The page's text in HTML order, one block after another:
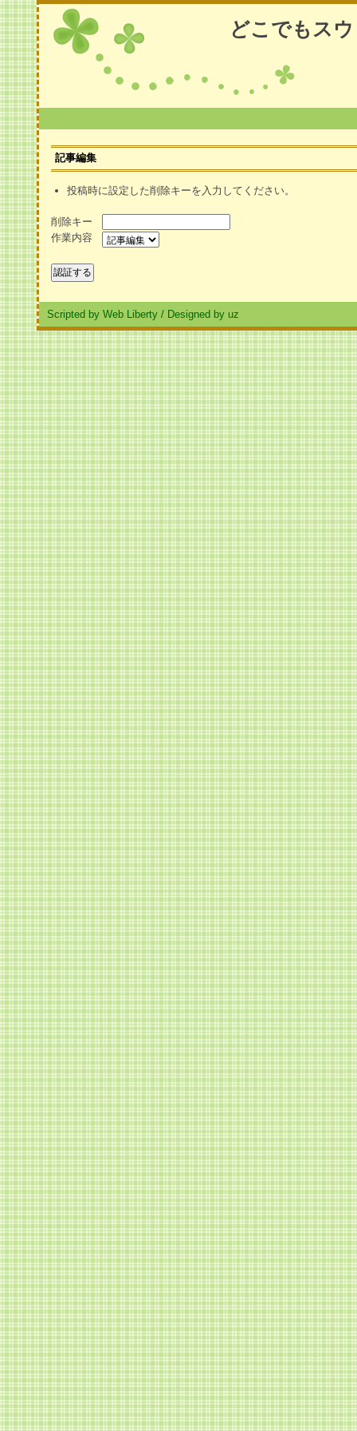
どこでもス
記事編集
投稿時に設定した削除キーを入力してください。
削除キー
作業内容
Scripted by Web Liberty / Designed by uz